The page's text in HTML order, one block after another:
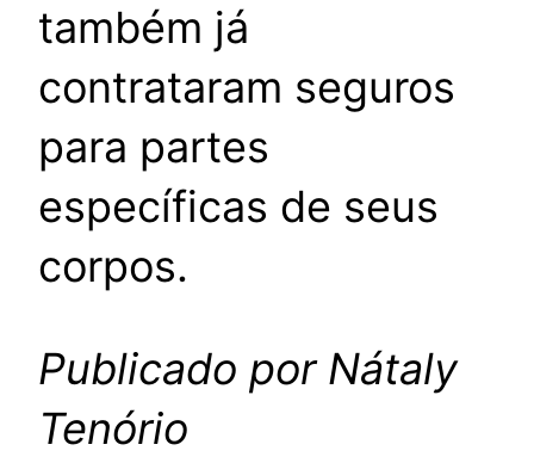
também já
contrataram seguros
para partes
específicas de seus
corpos.
Publicado por Nátaly
Tenório